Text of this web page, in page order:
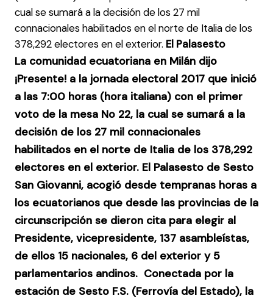
cual se sumará a la decisión de los 27 mil
connacionales habilitados en el norte de Italia de los
378,292 electores en el exterior. El Palasesto
La comunidad ecuatoriana en Milán dijo
¡Presente! a la jornada electoral 2017 que inició
a las 7:00 horas (hora italiana) con el primer
voto de la mesa No 22, la cual se sumará a la
decisión de los 27 mil connacionales
habilitados en el norte de Italia de los 378,292
electores en el exterior. El Palasesto de Sesto
San Giovanni, acogió desde tempranas horas a
los ecuatorianos que desde las provincias de la
circunscripción se dieron cita para elegir al
Presidente, vicepresidente, 137 asambleístas,
de ellos 15 nacionales, 6 del exterior y 5
parlamentarios andinos. Conectada por la
estación de Sesto F.S. (Ferrovía del Estado), la